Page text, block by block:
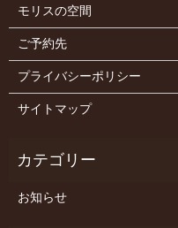
モリスの空間
ご予約先
プライバシーポリシー
サイトマップ
お知らせ